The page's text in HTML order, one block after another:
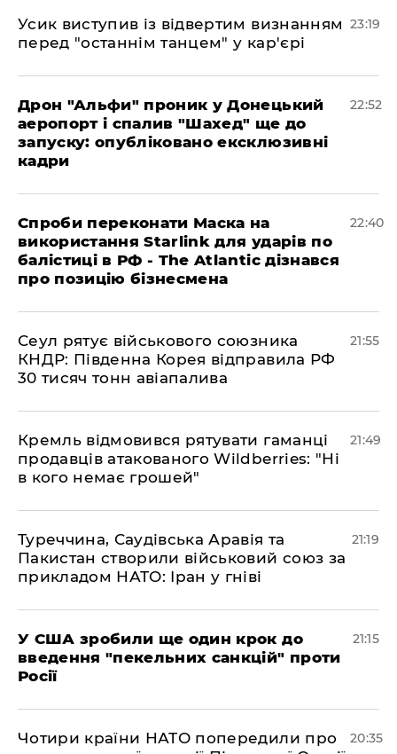
​Усик виступив із відвертим визнанням
перед "останнім танцем" у кар'єрі
23:19
​Дрон "Альфи" проник у Донецький
аеропорт і спалив "Шахед" ще до
запуску: опубліковано ексклюзивні
кадри
22:52
​Спроби переконати Маска на
використання Starlink для ударів по
балістиці в РФ - The Atlantic дізнався
про позицію бізнесмена
22:40
​Сеул рятує військового союзника
КНДР: Південна Корея відправила РФ
30 тисяч тонн авіапалива
21:55
​Кремль відмовився рятувати гаманці
продавців атакованого Wildberries: "Ні
в кого немає грошей"
21:49
​Туреччина, Саудівська Аравія та
Пакистан створили військовий союз за
прикладом НАТО: Іран у гніві
21:19
​У США зробили ще один крок до
введення "пекельних санкцій" проти
Росії
21:15
​Чотири країни НАТО попередили про
20:35